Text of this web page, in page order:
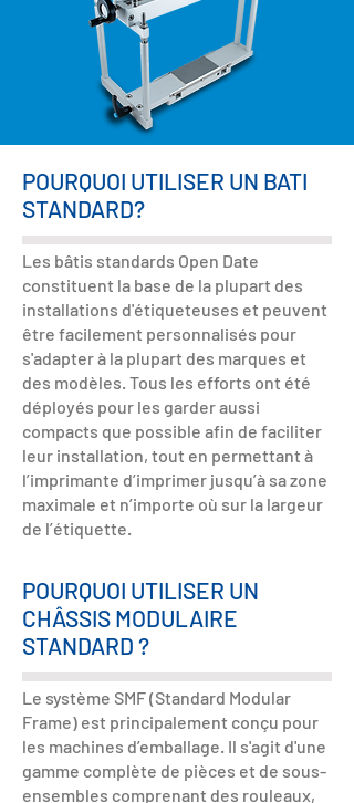
POURQUOI UTILISER UN BATI
STANDARD?
Les bâtis standards Open Date
constituent la base de la plupart des
installations d'étiqueteuses et peuvent
être facilement personnalisés pour
s'adapter à la plupart des marques et
des modèles. Tous les efforts ont été
déployés pour les garder aussi
compacts que possible afin de faciliter
leur installation, tout en permettant à
l’imprimante d’imprimer jusqu’à sa zone
maximale et n’importe où sur la largeur
de l’étiquette.
POURQUOI UTILISER UN
CHÂSSIS MODULAIRE
STANDARD ?
Le système SMF (Standard Modular
Frame) est principalement conçu pour
les machines d’emballage. Il s'agit d'une
gamme complète de pièces et de sous-
ensembles comprenant des rouleaux,